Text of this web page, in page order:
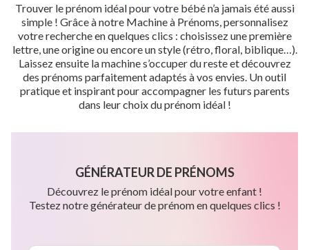
Trouver le prénom idéal pour votre bébé n’a jamais été aussi
simple ! Grâce à notre Machine à Prénoms, personnalisez
votre recherche en quelques clics : choisissez une première
lettre, une origine ou encore un style (rétro, floral, biblique…).
Laissez ensuite la machine s’occuper du reste et découvrez
des prénoms parfaitement adaptés à vos envies. Un outil
pratique et inspirant pour accompagner les futurs parents
dans leur choix du prénom idéal !
GÉNÉRATEUR DE PRÉNOMS
Découvrez le prénom idéal pour votre enfant !
Testez notre générateur de prénom en quelques clics !